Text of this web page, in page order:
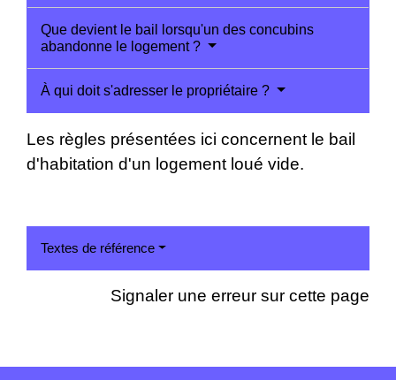
Que devient le bail lorsqu'un des concubins
abandonne le logement ?
À qui doit s'adresser le propriétaire ?
Les règles présentées ici concernent le bail
d'habitation d'un logement loué vide.
Textes de référence
Signaler une erreur sur cette page